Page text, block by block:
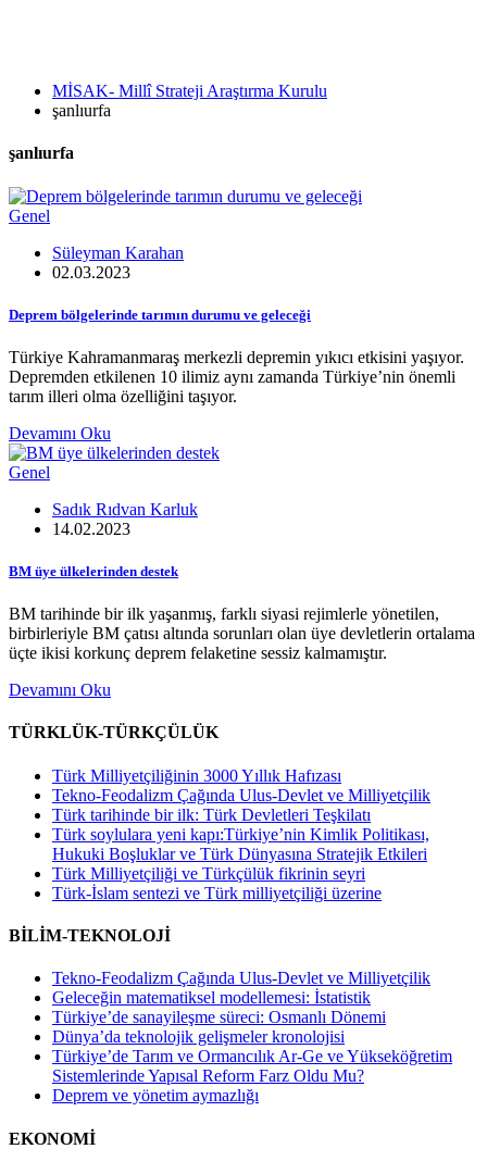
MİSAK- Millî Strateji Araştırma Kurulu
şanlıurfa
şanlıurfa
Genel
Süleyman Karahan
02.03.2023
Deprem bölgelerinde tarımın durumu ve geleceği
Türkiye Kahramanmaraş merkezli depremin yıkıcı etkisini yaşıyor.
Depremden etkilenen 10 ilimiz aynı zamanda Türkiye’nin önemli
tarım illeri olma özelliğini taşıyor.
Devamını Oku
Genel
Sadık Rıdvan Karluk
14.02.2023
BM üye ülkelerinden destek
BM tarihinde bir ilk yaşanmış, farklı siyasi rejimlerle yönetilen,
birbirleriyle BM çatısı altında sorunları olan üye devletlerin ortalama
üçte ikisi korkunç deprem felaketine sessiz kalmamıştır.
Devamını Oku
TÜRKLÜK-TÜRKÇÜLÜK
Türk Milliyetçiliğinin 3000 Yıllık Hafızası
Tekno-Feodalizm Çağında Ulus-Devlet ve Milliyetçilik
Türk tarihinde bir ilk: Türk Devletleri Teşkilatı
Türk soylulara yeni kapı:Türkiye’nin Kimlik Politikası,
Hukuki Boşluklar ve Türk Dünyasına Stratejik Etkileri
Türk Milliyetçiliği ve Türkçülük fikrinin seyri
Türk-İslam sentezi ve Türk milliyetçiliği üzerine
BİLİM-TEKNOLOJİ
Tekno-Feodalizm Çağında Ulus-Devlet ve Milliyetçilik
Geleceğin matematiksel modellemesi: İstatistik
Türkiye’de sanayileşme süreci: Osmanlı Dönemi
Dünya’da teknolojik gelişmeler kronolojisi
Türkiye’de Tarım ve Ormancılık Ar-Ge ve Yükseköğretim
Sistemlerinde Yapısal Reform Farz Oldu Mu?
Deprem ve yönetim aymazlığı
EKONOMİ